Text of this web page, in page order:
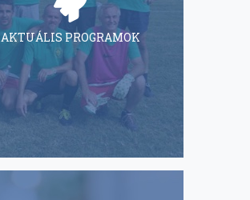
AKTUÁLIS PROGRAMOK